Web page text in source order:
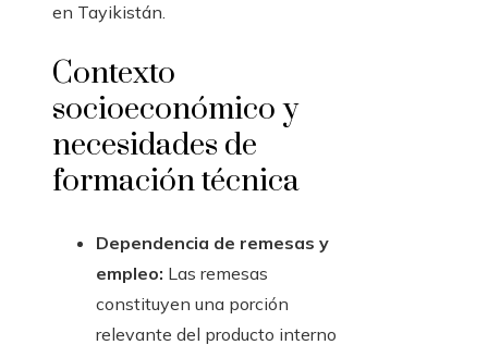
en Tayikistán.
Contexto
socioeconómico y
necesidades de
formación técnica
Dependencia de remesas y
empleo: Las remesas
constituyen una porción
relevante del producto interno